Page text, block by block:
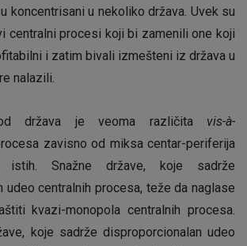
koncentrisani u nekoliko država. Uvek su
centralni procesi koji bi zamenili one koji
i zatim bivali izmešteni iz država u
nalazili.
država je veoma različita vis-à-
zavisno od miksa centar-periferija
istih. Snažne države, koje sadrže
udeo centralnih procesa, teže da naglase
kvazi-monopola centralnih procesa.
koje sadrže disproporcionalan udeo